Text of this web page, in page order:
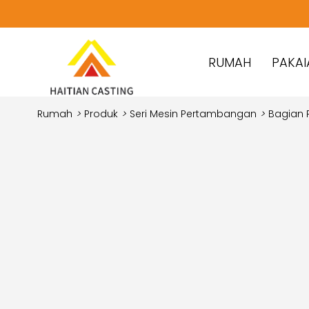
RUMAH
Rumah > Produk > Seri Mesin Pertambangan > Bagian